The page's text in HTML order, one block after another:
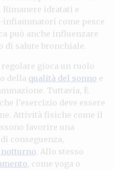
idratati e
come pesce
può anche influenzare
di salute bronchiale.
gioca un ruolo
della qualità del sonno e
Tuttavia, È
l’esercizio deve essere
Attività fisiche come il
favorire una
conseguenza,
. Allo stesso
, come yoga o